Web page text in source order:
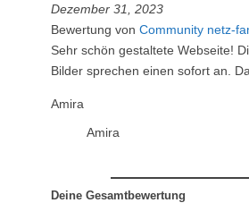
Dezember 31, 2023
Bewertung von Community netz-
Sehr schön gestaltete Webseite!
Bilder sprechen einen sofort an.
Amira
Amira
Deine Gesamtbewertung